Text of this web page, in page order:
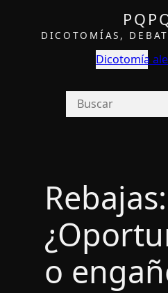
DICOTOMÍAS,
Dicotomía
Rebajas:
o